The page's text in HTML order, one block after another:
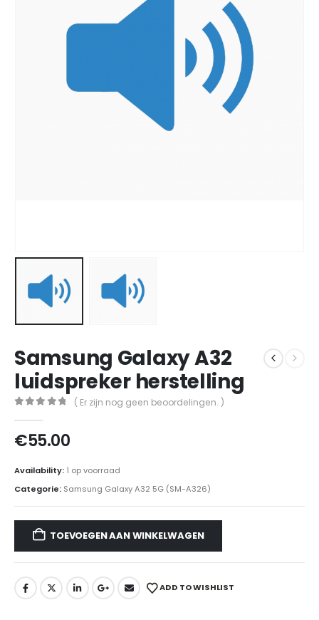
Samsung Galaxy A32
luidspreker herstelling
( Er zijn nog geen beoordelingen. )
€55.00
Availability: 1 op voorraad
Categorie: Samsung Galaxy A32 5G (SM-A326)
TOEVOEGEN AAN WINKELWAGEN
ADD TO WISHLIST